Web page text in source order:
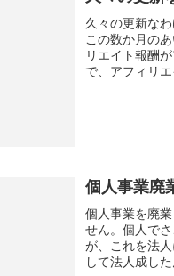
久々の更新な
この数か月の
リエイト報酬
で、アフィリ
個人事業廃
個人事業を廃
せん。個人で
が、これを法
して法人成し